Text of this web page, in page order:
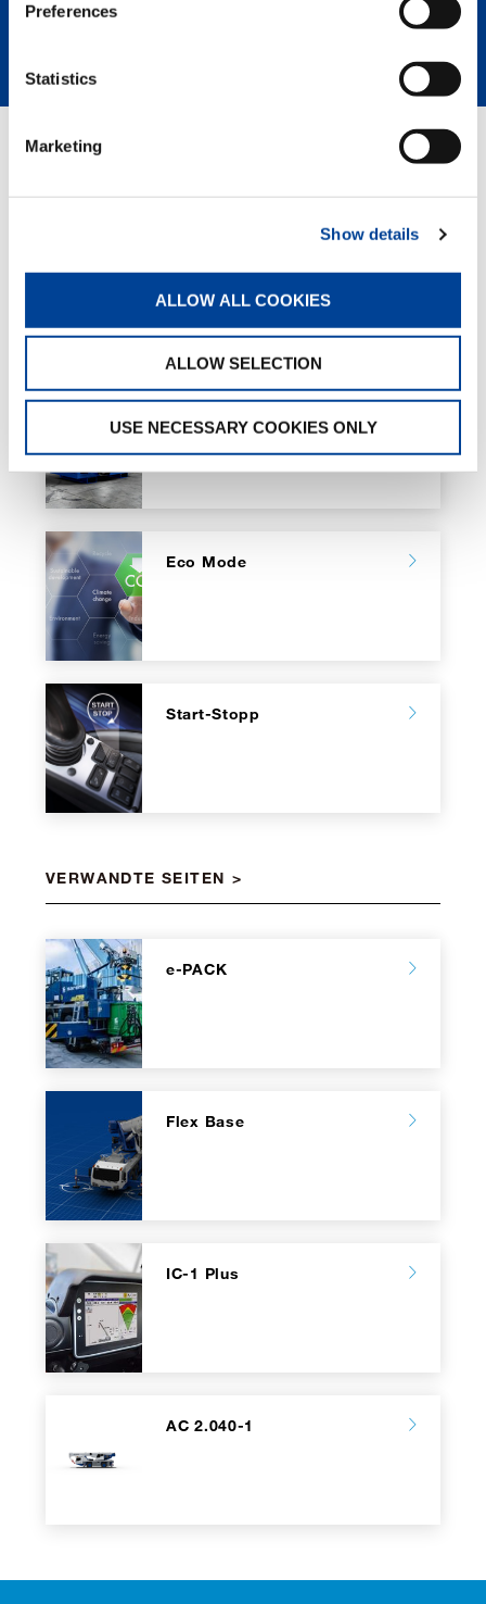
Preferences
Statistics
Marketing
Show details
ALLOW ALL COOKIES
ALLOW SELECTION
USE NECESSARY COOKIES ONLY
Eco Mode
Start-Stopp
VERWANDTE SEITEN
e-PACK
Flex Base
IC-1 Plus
AC 2.040-1